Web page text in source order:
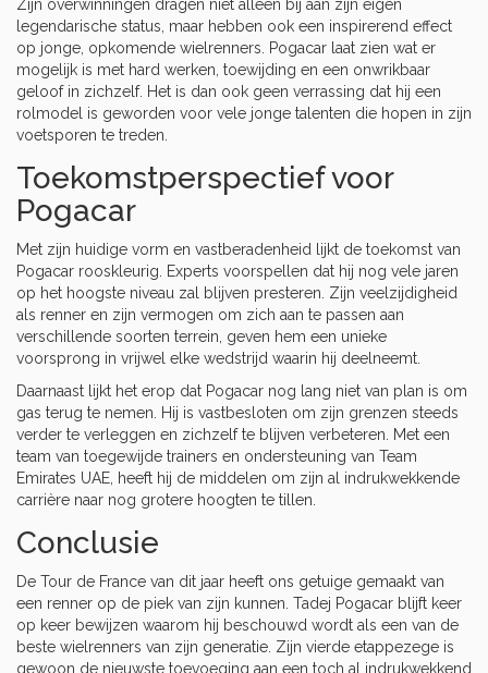
Zijn overwinningen dragen niet alleen bij aan zijn eigen
legendarische status, maar hebben ook een inspirerend effect
op jonge, opkomende wielrenners. Pogacar laat zien wat er
mogelijk is met hard werken, toewijding en een onwrikbaar
geloof in zichzelf. Het is dan ook geen verrassing dat hij een
rolmodel is geworden voor vele jonge talenten die hopen in zijn
voetsporen te treden.
Toekomstperspectief voor
Pogacar
Met zijn huidige vorm en vastberadenheid lijkt de toekomst van
Pogacar rooskleurig. Experts voorspellen dat hij nog vele jaren
op het hoogste niveau zal blijven presteren. Zijn veelzijdigheid
als renner en zijn vermogen om zich aan te passen aan
verschillende soorten terrein, geven hem een unieke
voorsprong in vrijwel elke wedstrijd waarin hij deelneemt.
Daarnaast lijkt het erop dat Pogacar nog lang niet van plan is om
gas terug te nemen. Hij is vastbesloten om zijn grenzen steeds
verder te verleggen en zichzelf te blijven verbeteren. Met een
team van toegewijde trainers en ondersteuning van Team
Emirates UAE, heeft hij de middelen om zijn al indrukwekkende
carrière naar nog grotere hoogten te tillen.
Conclusie
De Tour de France van dit jaar heeft ons getuige gemaakt van
een renner op de piek van zijn kunnen. Tadej Pogacar blijft keer
op keer bewijzen waarom hij beschouwd wordt als een van de
beste wielrenners van zijn generatie. Zijn vierde etappezege is
gewoon de nieuwste toevoeging aan een toch al indrukwekkend